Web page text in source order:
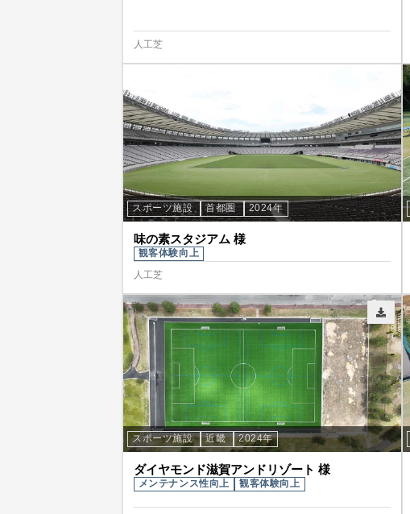
人工芝
スポーツ施設 首都圏 2024年
味の素スタジアム 様
観客体験向上
人工芝
スポーツ施設 近畿 2024年
ダイヤモンド滋賀アンドリゾート 様
メンテナンス性向上 観客体験向上